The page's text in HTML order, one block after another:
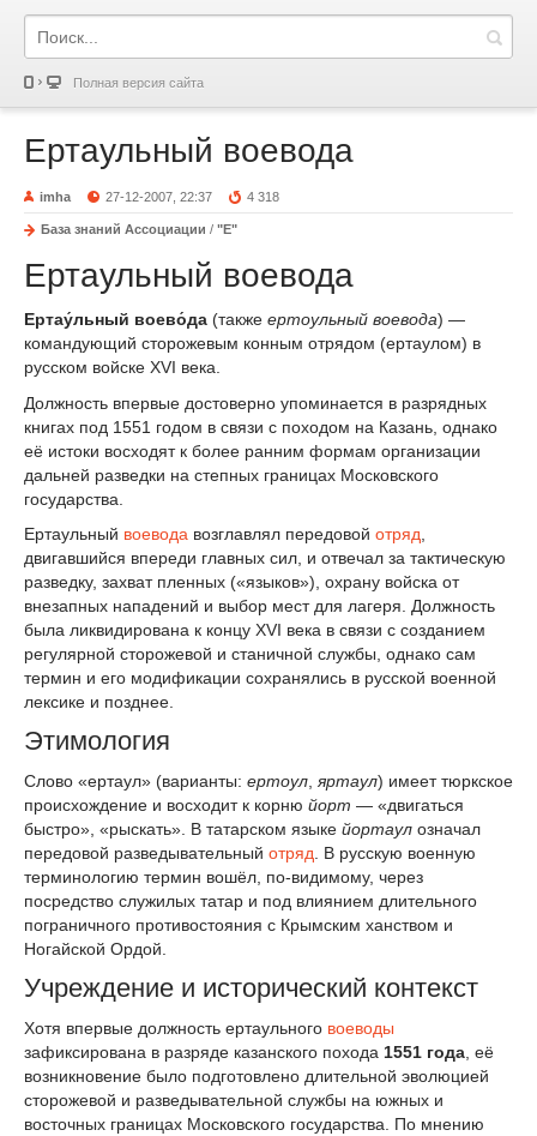
Полная версия сайта
Ертаульный воевода
imha 27-12-2007, 22:37 4 318
База знаний Ассоциации / "Е"
Ертаульный воевода
Ертау́льный воево́да (также ертоульный воевода) —
командующий сторожевым конным отрядом (ертаулом) в
русском войске XVI века.
Должность впервые достоверно упоминается в разрядных
книгах под 1551 годом в связи с походом на Казань, однако
её истоки восходят к более ранним формам организации
дальней разведки на степных границах Московского
государства.
Ертаульный воевода возглавлял передовой отряд,
двигавшийся впереди главных сил, и отвечал за тактическую
разведку, захват пленных («языков»), охрану войска от
внезапных нападений и выбор мест для лагеря. Должность
была ликвидирована к концу XVI века в связи с созданием
регулярной сторожевой и станичной службы, однако сам
термин и его модификации сохранялись в русской военной
лексике и позднее.
Этимология
Слово «ертаул» (варианты: ертоул яртаул) имеет тюркское
происхождение и восходит к корню йорт — «двигаться
быстро», «рыскать». В татарском языке йортаул означал
передовой разведывательный отряд . В русскую военную
терминологию термин вошёл, по-видимому, через
посредство служилых татар и под влиянием длительного
пограничного противостояния с Крымским ханством и
Ногайской Ордой.
Учреждение и исторический контекст
Хотя впервые должность ертаульного воеводы
зафиксирована в разряде казанского похода 1551 года , её
возникновение было подготовлено длительной эволюцией
сторожевой и разведывательной службы на южных и
восточных границах Московского государства. По мнению